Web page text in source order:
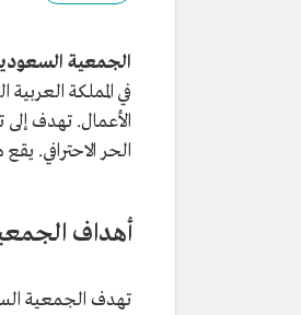
الجمعية
في المملكة
الأعمال. تهدف
الحر الاحترافي.
أهداف
تهدف الجمعية